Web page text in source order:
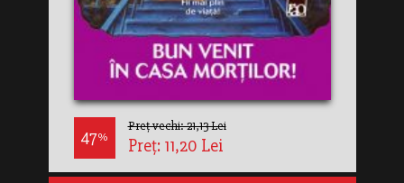
47%
Preț vechi: 21,13 Lei
Preț: 11,20 Lei